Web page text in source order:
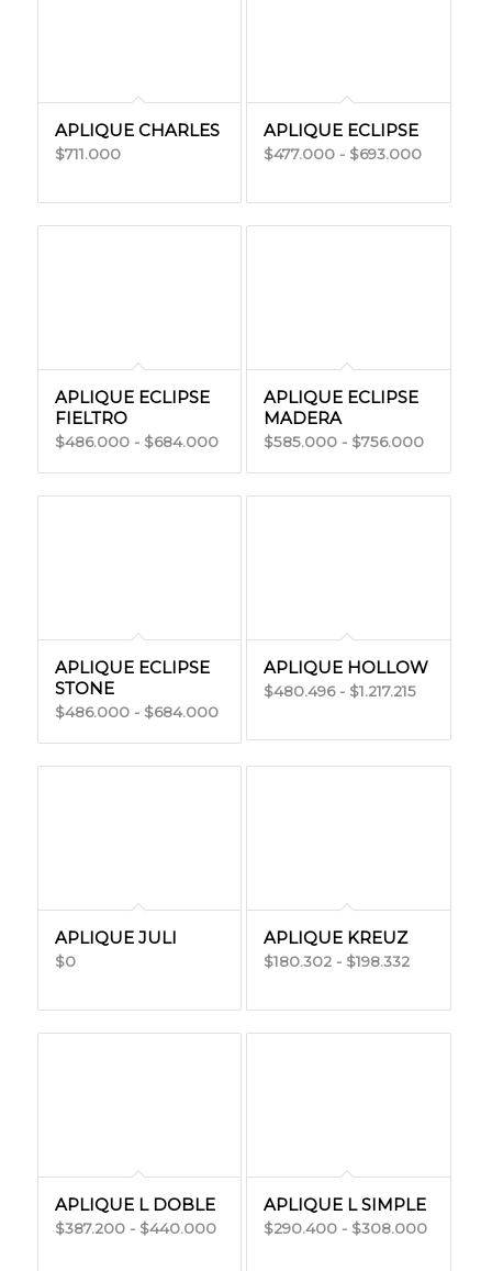
APLIQUE CHARLES
$711.000
APLIQUE ECLIPSE
$477.000 - $693.000Rango
precios:
desde
APLIQUE ECLIPSE
FIELTRO
$486.000 - $684.000Rango
precios:
APLIQUE ECLIPSE
MADERA
$585.000 - $756.000Rango
precios:
APLIQUE ECLIPSE
STONE
$486.000 - $684.000Rango
precios:
APLIQUE HOLLOW
$480.496 - $1.217.215Rango
precios:
desde
APLIQUE JULI
$0
APLIQUE KREUZ
$180.302 - $198.332Rango
precios:
desde
APLIQUE L DOBLE
$387.200 - $440.000Rango
APLIQUE L SIMPLE
$290.400 - $308.000Rango